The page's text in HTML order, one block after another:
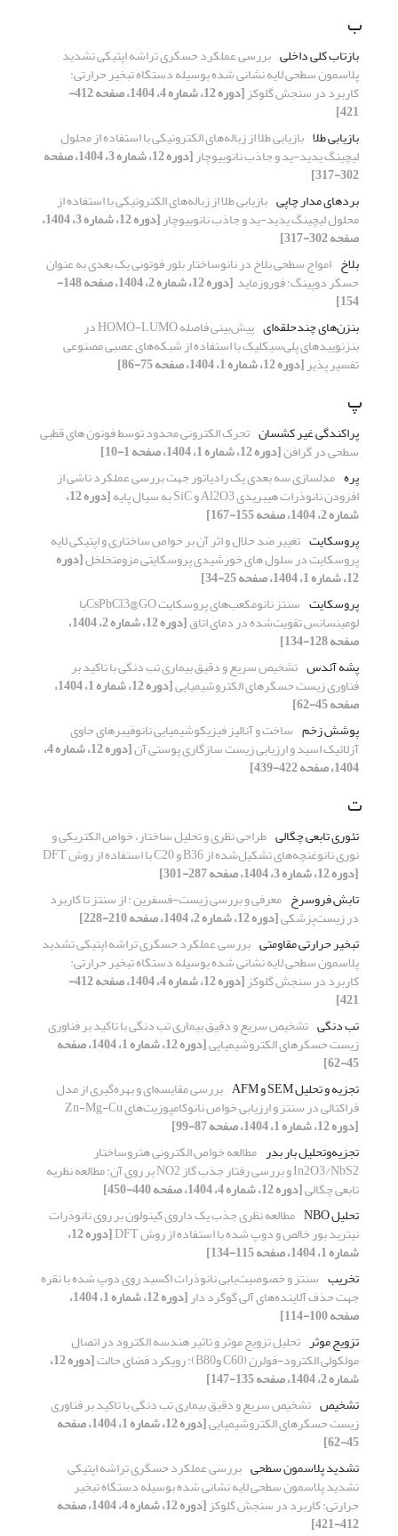
ب
بازتاب کلی داخلی بررسی عملکرد حسگری تراشه اپتیکی تشدید
پلاسمون سطحی لایه ‎نشانی شده بوسیله دستگاه تبخیر حرارتی:
کاربرد در سنجش گلوکز [دوره 12، شماره 4، 1404، صفحه 412-
421]
بازیابی طلا بازیابی طلا از زباله‌های الکترونیکی با استفاده از محلول
لیچینگ یدید-ید و جاذب نانوبیوچار [دوره 12، شماره 3، 1404، صفحه
302-317]
بردهای مدار چاپی بازیابی طلا از زباله‌های الکترونیکی با استفاده از
محلول لیچینگ یدید-ید و جاذب نانوبیوچار [دوره 12، شماره 3، 1404،
صفحه 302-317]
بلاخ امواج سطحی بلاخ در نانوساختار بلور فوتونی یک بعدی به عنوان
حسگر ‏دوپینگ: فوروزماید ‏ [دوره 12، شماره 2، 1404، صفحه 148-
154]
بنزن‌های چندحلقه‌ای
پیش‌بینی فاصله HOMO-LUMO در
بنزنوییدهای پلی‌سیکلیک با استفاده از شبکه‌های عصبی مصنوعی
تفسیر پذیر[دوره 12، شماره 1، 1404، صفحه 75-86]
پ
پراکندگی غیر کشسان تحرک الکترونی محدود توسط فونون های قطبی
سطحی در گرافن[دوره 12، شماره 1، 1404، صفحه 1-10]
پره مدلسازی سه بعدی یک رادیاتور جهت بررسی عملکرد ناشی از
افزودن نانوذرات هیبریدی Al2O3 و SiC به سیال پایه [دوره 12،
شماره 2، 1404، صفحه 155-167]
پروسکایت تغییر ضد حلال و اثر آن بر خواص ساختاری و اپتیکی لایه
پروسکایت در سلول های خورشیدی پروسکایتی مزومتخلخل[دوره
12، شماره 1، 1404، صفحه 25-34]
پروسکایت
سنتز نانو‌مکعب‌های پروسکایت CsPbCl3@GOبا
لومینسانس تقویت‌شده در دمای اتاق [دوره 12، شماره 2، 1404،
صفحه 128-134]
پشه آئدس تشخیص سریع و دقیق بیماری تب دنگی با تاکید بر
فناوری زیست حسگرهای الکتروشیمیایی [دوره 12، شماره 1، 1404،
صفحه 45-62]
پوشش زخم ساخت و آنالیز فیزیکوشیمیایی نانوفیبرهای حاوی
آزلائیک اسید و ارزیابی زیست سازگاری پوستی آن [دوره 12، شماره 4،
1404، صفحه 422-439]
ت
تئوری تابعی چگالی طراحی نظری و تحلیل ساختار، خواص الکتریکی و
نوری نانوغنچه‌های تشکیل‌شده از B36 و C20 با استفاده از روش DFT
[دوره 12، شماره 3، 1404، صفحه 287-301]
تابش فروسرخ معرفی و بررسی زیست-فسفرین : از سنتز تا کاربرد
در زیست‌پزشکی[دوره 12، شماره 2، 1404، صفحه 210-228]
تبخیر حرارتی مقاومتی بررسی عملکرد حسگری تراشه اپتیکی تشدید
پلاسمون سطحی لایه ‎نشانی شده بوسیله دستگاه تبخیر حرارتی:
کاربرد در سنجش گلوکز [دوره 12، شماره 4، 1404، صفحه 412-
421]
تب دنگی تشخیص سریع و دقیق بیماری تب دنگی با تاکید بر فناوری
زیست حسگرهای الکتروشیمیایی [دوره 12، شماره 1، 1404، صفحه
45-62]
تجزیه و تحلیل SEM و AFM
بررسی مقایسه‌ای و بهره‌گیری از مدل
فراکتالی در سنتز و ارزیابی خواص نانوکامپوزیت‌های Zn-Mg-Cu
[دوره 12، شماره 1، 1404، صفحه 87-99]
تجزیه‌وتحلیل بار بدِر مطالعه خواص الکترونی هتروساختار
In2O3/NbS2 و بررسی رفتار جذب گاز NO2 بر روی آن: مطالعه نظریه
تابعی چگالی[دوره 12، شماره 4، 1404، صفحه 440-450]
تحلیل NBO
مطالعه نظری جذب یک داروی کینولون بر روی نانوذرات
نیترید بور خالص و دوپ شده با استفاده از روش DFT [دوره 12،
شماره 1، 1404، صفحه 115-134]
تخریب سنتز و خصوصیت‌یابی نانوذرات اکسید روی دوپ شده با نقره
جهت حذف آلاینده‌های آلی گوگرد دار [دوره 12، شماره 1، 1404،
صفحه 100-114]
تزویج موثر تحلیل تزویج موثر و تاثیر هندسه الکترود در اتصال
مولکولی الکترود-فولرن (C60 وB80): رویکرد فضای حالت [دوره 12،
شماره 2، 1404، صفحه 135-147]
تشخیص تشخیص سریع و دقیق بیماری تب دنگی با تاکید بر فناوری
زیست حسگرهای الکتروشیمیایی [دوره 12، شماره 1، 1404، صفحه
45-62]
تشدید پلاسمون سطحی بررسی عملکرد حسگری تراشه اپتیکی
تشدید پلاسمون سطحی لایه ‎نشانی شده بوسیله دستگاه تبخیر
حرارتی: کاربرد در سنجش گلوکز [دوره 12، شماره 4، 1404، صفحه
412-421]